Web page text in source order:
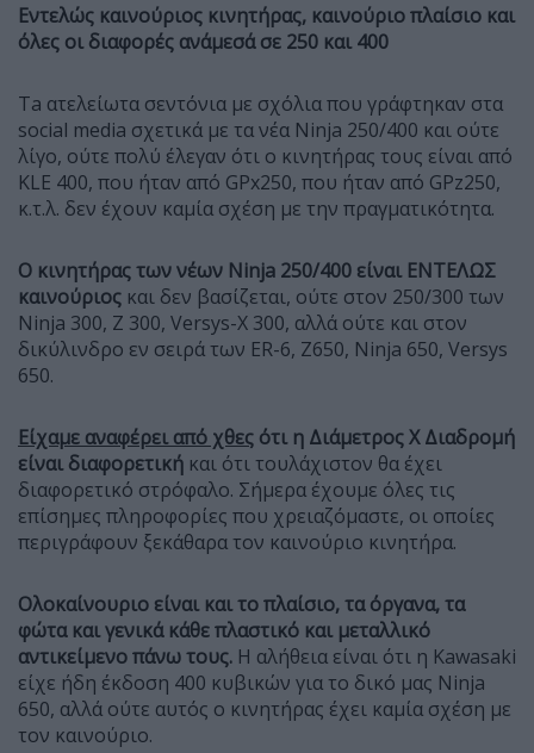
Εντελώς καινούριος κινητήρας, καινούριο πλαίσιο και
όλες οι διαφορές ανάμεσά σε 250 και 400
Ta ατελείωτα σεντόνια με σχόλια που γράφτηκαν στα
social media σχετικά με τα νέα Ninja 250/400 και ούτε
λίγο, ούτε πολύ έλεγαν ότι ο κινητήρας τους είναι από
KLE 400, που ήταν από GPx250, που ήταν από GPz250,
κ.τ.λ. δεν έχουν καμία σχέση με την πραγματικότητα.
Ο κινητήρας των νέων Ninja 250/400 είναι ΕΝΤΕΛΩΣ
καινούριος και δεν βασίζεται, ούτε στον 250/300 των
Ninja 300, Z 300, Versys-X 300, αλλά ούτε και στον
δικύλινδρο εν σειρά των ER-6, Z650, Ninja 650, Versys
650.
Είχαμε αναφέρει από χθες ότι η Διάμετρος Χ Διαδρομή
είναι διαφορετική και ότι τουλάχιστον θα έχει
διαφορετικό στρόφαλο. Σήμερα έχουμε όλες τις
επίσημες πληροφορίες που χρειαζόμαστε, οι οποίες
περιγράφουν ξεκάθαρα τον καινούριο κινητήρα.
Ολοκαίνουριο είναι και το πλαίσιο, τα όργανα, τα
φώτα και γενικά κάθε πλαστικό και μεταλλικό
αντικείμενο πάνω τους. Η αλήθεια είναι ότι η Kawasaki
είχε ήδη έκδοση 400 κυβικών για το δικό μας Ninja
650, αλλά ούτε αυτός ο κινητήρας έχει καμία σχέση με
τον καινούριο.